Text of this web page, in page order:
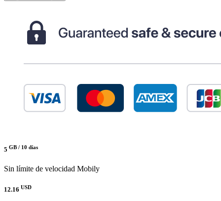
5 GB / 10 días
Sin límite de velocidad Mobily
12.16 USD